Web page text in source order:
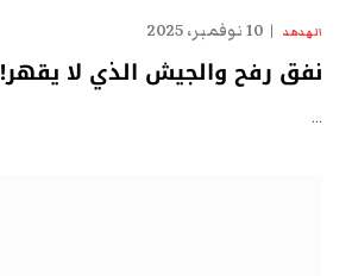
الهدهد 10 نوفمبر، 2025
نفق رفح والجيش الذي لا يقهر!
…